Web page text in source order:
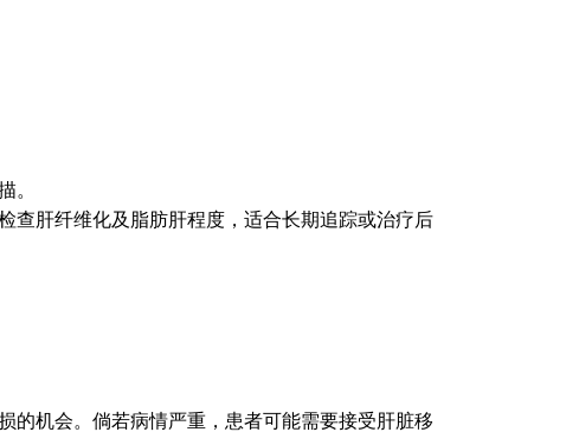
。
查肝纤维化及脂肪肝程度，适合长期追踪或治疗后
的机会。倘若病情严重，患者可能需要接受肝脏移